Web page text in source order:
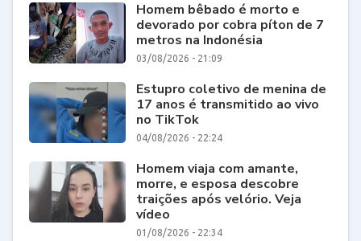
Homem bêbado é morto e
devorado por cobra píton de 7
metros na Indonésia
03/08/2026 - 21:09
Estupro coletivo de menina de
17 anos é transmitido ao vivo
no TikTok
04/08/2026 - 22:24
Homem viaja com amante,
morre, e esposa descobre
traições após velório. Veja
vídeo
01/08/2026 - 22:34